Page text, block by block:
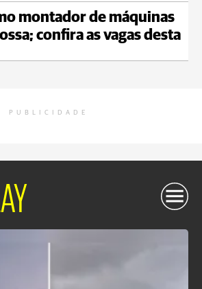
montador de máquinas
confira as vagas desta
PUBLICIDADE